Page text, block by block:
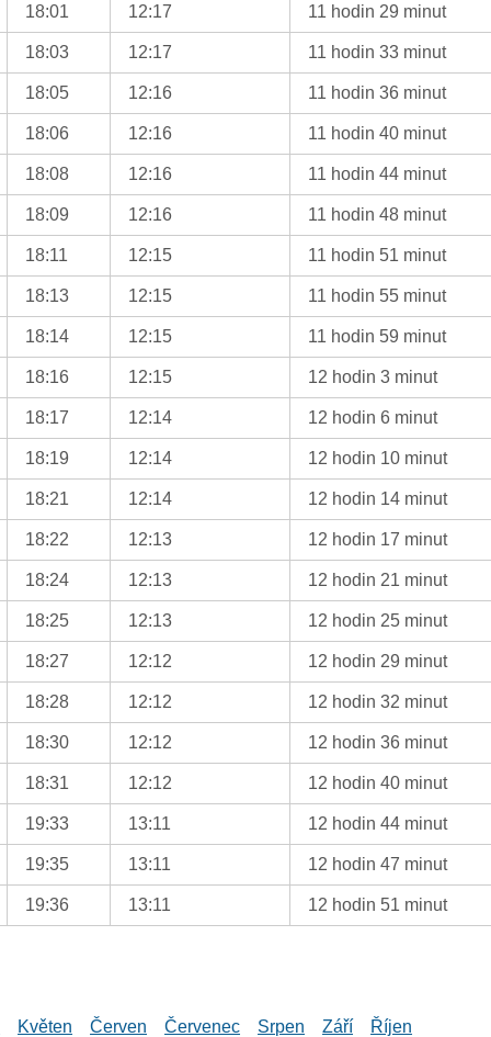
18:01 12:17 11 hodin 29 minut
18:03 12:17 11 hodin 33 minut
18:05 12:16 11 hodin 36 minut
18:06 12:16 11 hodin 40 minut
18:08 12:16 11 hodin 44 minut
18:09 12:16 11 hodin 48 minut
18:11 12:15 11 hodin 51 minut
18:13 12:15 11 hodin 55 minut
18:14 12:15 11 hodin 59 minut
18:16 12:15 12 hodin 3 minut
18:17 12:14 12 hodin 6 minut
18:19 12:14 12 hodin 10 minut
18:21 12:14 12 hodin 14 minut
18:22 12:13 12 hodin 17 minut
18:24 12:13 12 hodin 21 minut
18:25 12:13 12 hodin 25 minut
18:27 12:12 12 hodin 29 minut
18:28 12:12 12 hodin 32 minut
18:30 12:12 12 hodin 36 minut
18:31 12:12 12 hodin 40 minut
19:33 13:11 12 hodin 44 minut
19:35 13:11 12 hodin 47 minut
19:36 13:11 12 hodin 51 minut
Květen Červen Červenec Srpen Září
Říjen